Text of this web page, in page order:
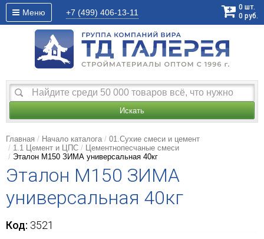
Меню +7 (499) 406-13-11
0 шт.
0 руб.
Искать
Главная Начало каталога
01.Сухие смеси и цемент
1.1 Цемент и ЦПС
Цементнопесчаные смеси
Эталон М150 ЗИМА универсальная 40кг
Эталон М150 ЗИМА
универсальная 40кг
Код: 3521